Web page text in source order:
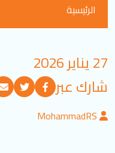
الرئيسية
27 يناير 2026
شارك عبر
MohammadRS